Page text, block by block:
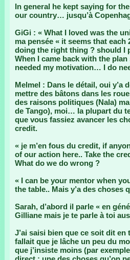
In general he kept saying for
our country… jusqu’à
GiGi : « What I loved was the
ma pensée « it seems that
doing the right thing ? should I
When I came back with the
needed my motivation… I do
Melmel : Dans le détail, oui y’a
mettre des bâtons dans les
des raisons politiques (Nala)
de Tango), moi… la plupart du
que vous fassiez avancer les
credit.
« je m’en fous du credit, if
of our action here.. Take the
What do we do wrong ?
« I can be your mentor when
the table.. Mais y’a des choses
Sarah, d’abord il parle « en
Gilliane mais je te parle à toi
J’ai saisi bien que ce soit dit
fallait que je lâche un peu du
que j’insiste moins (par